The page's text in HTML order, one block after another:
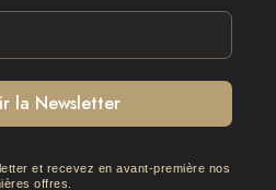
la Newsletter
et recevez en avant-première nos
offres.